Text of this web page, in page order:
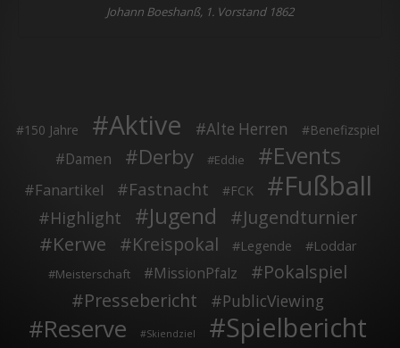
Johann Boeshanß, 1. Vorstand 1862
150 Jahre Aktive Alte Herren Benefizspiel
Damen Derby Eddie Events
Fanartikel Fastnacht FCK Fußball
Highlight Jugend Jugendturnier
Kerwe Kreispokal Legende Loddar
Meisterschaft MissionPfalz
Pokalspiel
Pressebericht
PublicViewing
Reserve Skiendziel Spielbericht